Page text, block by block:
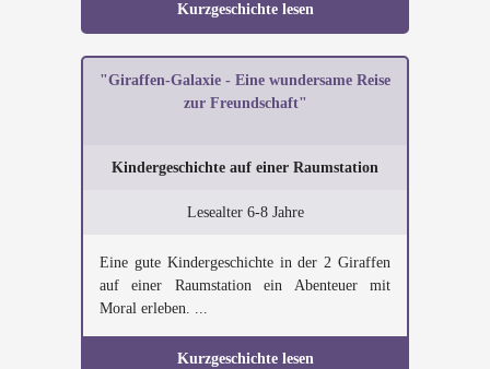
Kurzgeschichte lesen
"Giraffen-Galaxie - Eine wundersame Reise
zur Freundschaft"
Kindergeschichte auf einer Raumstation
Lesealter 6-8 Jahre
Eine gute Kindergeschichte in der 2 Giraffen
auf einer Raumstation ein Abenteuer mit
Moral erleben. ...
Kurzgeschichte lesen